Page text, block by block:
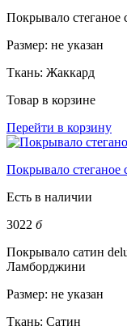
Покрывало
Размер: не указан
Ткань: Жаккард
Товар в корзине
Перейти в корзину
Покрывало
Есть в наличии
3022 б
Покрывало сатин
Ламборджини
Размер: не указан
Ткань: Сатин